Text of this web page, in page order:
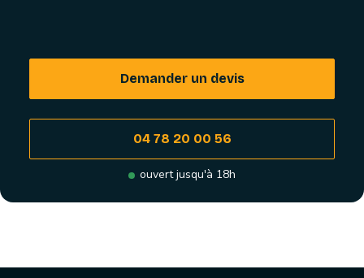
Demander un devis
04 78 20 00 56
ouvert jusqu'à 18h